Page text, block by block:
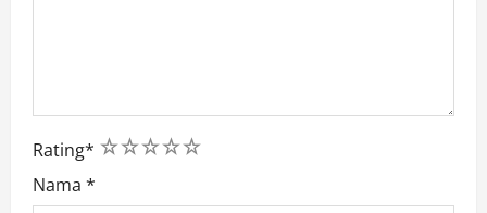
Rating* 5
4
3
2
1
Nama *